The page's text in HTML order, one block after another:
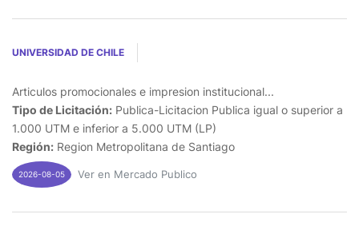
UNIVERSIDAD DE CHILE
Articulos promocionales e impresion institucional...
Tipo de Licitación: Publica-Licitacion Publica igual o superior a
1.000 UTM e inferior a 5.000 UTM (LP)
Región: Region Metropolitana de Santiago
2026-08-05 Ver en Mercado Publico